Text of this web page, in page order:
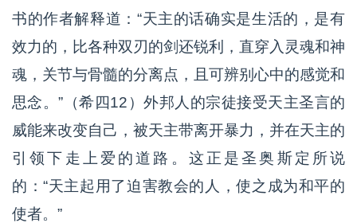
书的作者解释道：“天主的话确实是生活的，是有
效力的，比各种双刃的剑还锐利，直穿入灵魂和神
魂，关节与骨髓的分离点，且可辨别心中的感觉和
思念。”（希四12）外邦人的宗徒接受天主圣言的
威能来改变自己，被天主带离开暴力，并在天主的
引领下走上爱的道路。这正是圣奥斯定所说
的：“天主起用了迫害教会的人，使之成为和平的
使者。”